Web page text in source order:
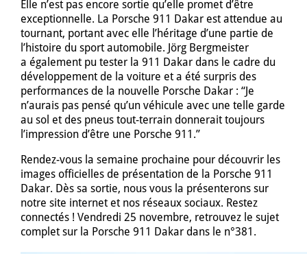
Elle n’est pas encore sortie qu’elle promet d’être
exceptionnelle. La Porsche 911 Dakar est attendue au
tournant, portant avec elle l’héritage d’une partie de
l’histoire du sport automobile. Jörg Bergmeister
a également pu tester la 911 Dakar dans le cadre du
développement de la voiture et a été surpris des
performances de la nouvelle Porsche Dakar : “Je
n’aurais pas pensé qu’un véhicule avec une telle garde
au sol et des pneus tout-terrain donnerait toujours
l’impression d’être une Porsche 911.”
Rendez-vous la semaine prochaine pour découvrir les
images officielles de présentation de la Porsche 911
Dakar. Dès sa sortie, nous vous la présenterons sur
notre site internet et nos réseaux sociaux. Restez
connectés ! Vendredi 25 novembre, retrouvez le sujet
complet sur la Porsche 911 Dakar dans le n°381.